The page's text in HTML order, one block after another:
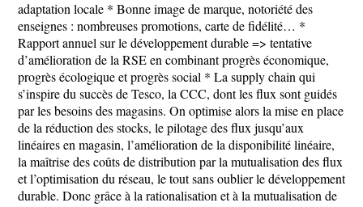
adaptation locale * Bonne image de marque, notoriété des
enseignes : nombreuses promotions, carte de fidélité… *
Rapport annuel sur le développement durable => tentative
d’amélioration de la RSE en combinant progrès économique,
progrès écologique et progrès social * La supply chain qui
s’inspire du succès de Tesco, la CCC, dont les flux sont guidés
par les besoins des magasins. On optimise alors la mise en place
de la réduction des stocks, le pilotage des flux jusqu’aux
linéaires en magasin, l’amélioration de la disponibilité linéaire,
la maîtrise des coûts de distribution par la mutualisation des flux
et l’optimisation du réseau, le tout sans oublier le développement
durable. Donc grâce à la rationalisation et à la mutualisation de